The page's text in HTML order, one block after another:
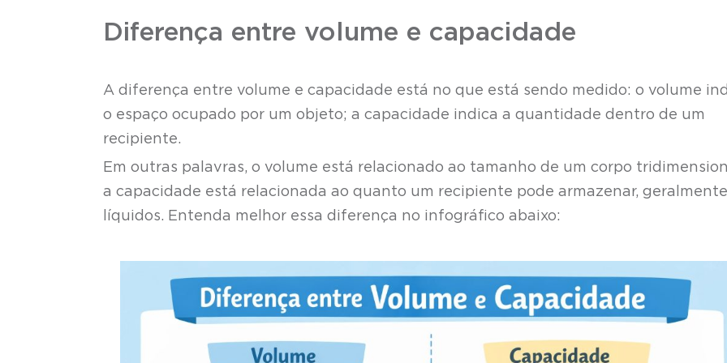
Diferença entre volume e capacidade
A diferença entre volume e capacidade está no que está sendo medido: o volume
o espaço ocupado por um objeto; a capacidade indica a quantidade dentro de um
recipiente.
Em outras palavras, o volume está relacionado ao tamanho de um corpo
a capacidade está relacionada ao quanto um recipiente pode armazenar, geralmente
líquidos. Entenda melhor essa diferença no infográfico abaixo: